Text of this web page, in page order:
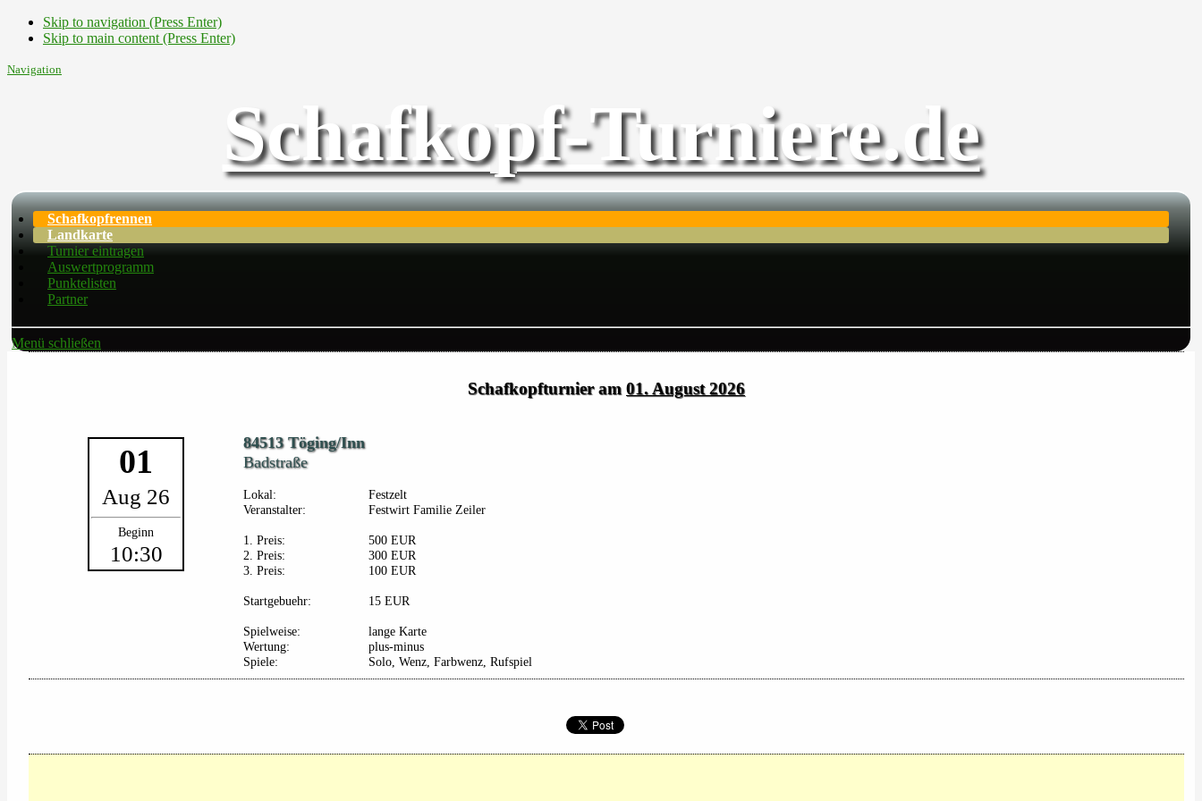
Skip to navigation (Press Enter)
Skip to main content (Press Enter)
Navigation
Schafkopf-Turniere.de
Schafkopfrennen
Landkarte
Turnier eintragen
Auswertprogramm
Punktelisten
Partner
Menü schließen
Schafkopfturnier am 01. August 2026
01
Aug 26
Beginn
10:30
84513 Töging/Inn
Badstraße
Lokal:
Festzelt
Veranstalter:
Festwirt Familie Zeiler
1. Preis:
500 EUR
2. Preis:
300 EUR
3. Preis:
100 EUR
Startgebuehr: 15 EUR
Spielweise:
lange Karte
Wertung:
plus-minus
Spiele:
Solo, Wenz, Farbwenz, Rufspiel